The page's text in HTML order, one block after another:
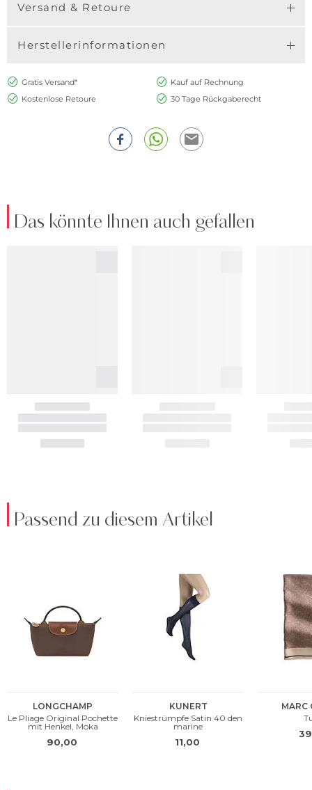
Versand & Retoure
Herstellerinformationen
Gratis Versand*
Kauf auf Rechnung
Kostenlose Retoure
30 Tage Rückgaberecht
Das könnte Ihnen auch gefallen
Passend zu diesem Artikel